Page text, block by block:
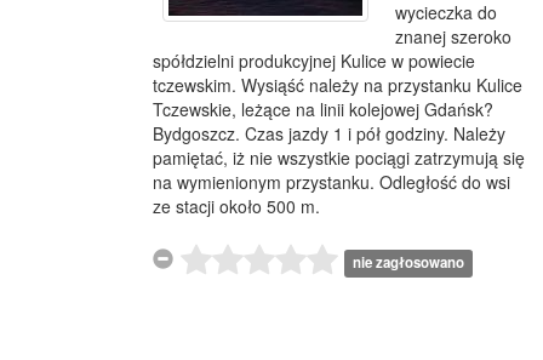
wycieczka do
znanej szeroko
spółdzielni produkcyjnej Kulice w powiecie
tczewskim. Wysiąść należy na przystanku Kulice
Tczewskie, leżące na linii kolejowej Gdańsk?
Bydgoszcz. Czas jazdy 1 i pół godziny. Należy
pamiętać, iż nie wszystkie pociągi zatrzymują się
na wymienionym przystanku. Odległość do wsi
ze stacji około 500 m.
nie zagłosowano